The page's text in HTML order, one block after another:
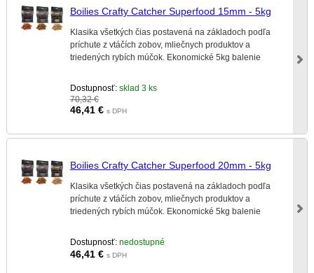
Boilies Crafty Catcher Superfood 15mm - 5kg
Klasika všetkých čias postavená na základoch podľa
príchute z vtáčích zobov, mliečnych produktov a
triedených rybích múčok. Ekonomické 5kg balenie
Dostupnosť: sklad 3 ks
70,32 €
46,41 € s DPH
Boilies Crafty Catcher Superfood 20mm - 5kg
Klasika všetkých čias postavená na základoch podľa
príchute z vtáčích zobov, mliečnych produktov a
triedených rybích múčok. Ekonomické 5kg balenie
Dostupnosť: nedostupné
46,41 € s DPH